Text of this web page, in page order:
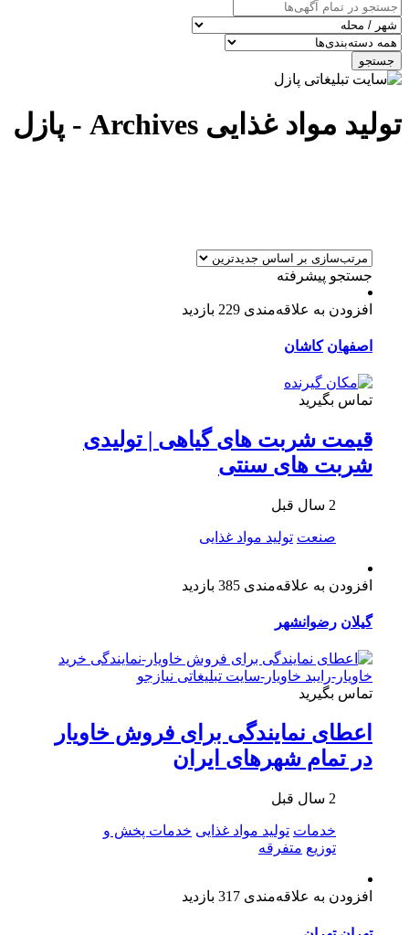
جستجو
تولید مواد غذایی Archives - پازل
جستجو پیشرفته
افزودن به علاقه‌مندی 229 بازدید
اصفهان کاشان
تماس بگیرید
قیمت شربت های گیاهی | تولیدی
شربت های سنتی
2 سال قبل
صنعت تولید مواد غذایی
افزودن به علاقه‌مندی 385 بازدید
گیلان رضوانشهر
تماس بگیرید
اعطای نمایندگی برای فروش خاویار
در تمام شهرهای ایران
2 سال قبل
خدمات تولید مواد غذایی خدمات پخش و
توزیع متفرقه
افزودن به علاقه‌مندی 317 بازدید